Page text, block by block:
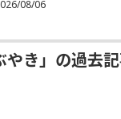
08/06
やき」の過去